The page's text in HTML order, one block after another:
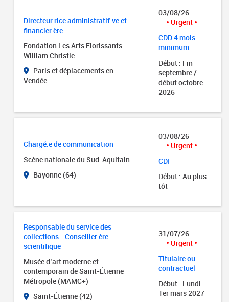
Directeur.rice administratif.ve et
financier.ère
Fondation Les Arts Florissants -
William Christie
Paris et déplacements en
Vendée
03/08/26
Urgent
CDD 4 mois
minimum
Début : Fin
septembre /
début octobre
2026
Chargé.e de communication
Scène nationale du Sud-Aquitain
Bayonne (64)
03/08/26
Urgent
CDI
Début : Au plus
tôt
Responsable du service des
collections - Conseiller.ère
scientifique
Musée d’art moderne et
contemporain de Saint-Étienne
Métropole (MAMC+)
Saint-Étienne (42)
31/07/26
Urgent
Titulaire ou
contractuel
Début : Lundi
1er mars 2027